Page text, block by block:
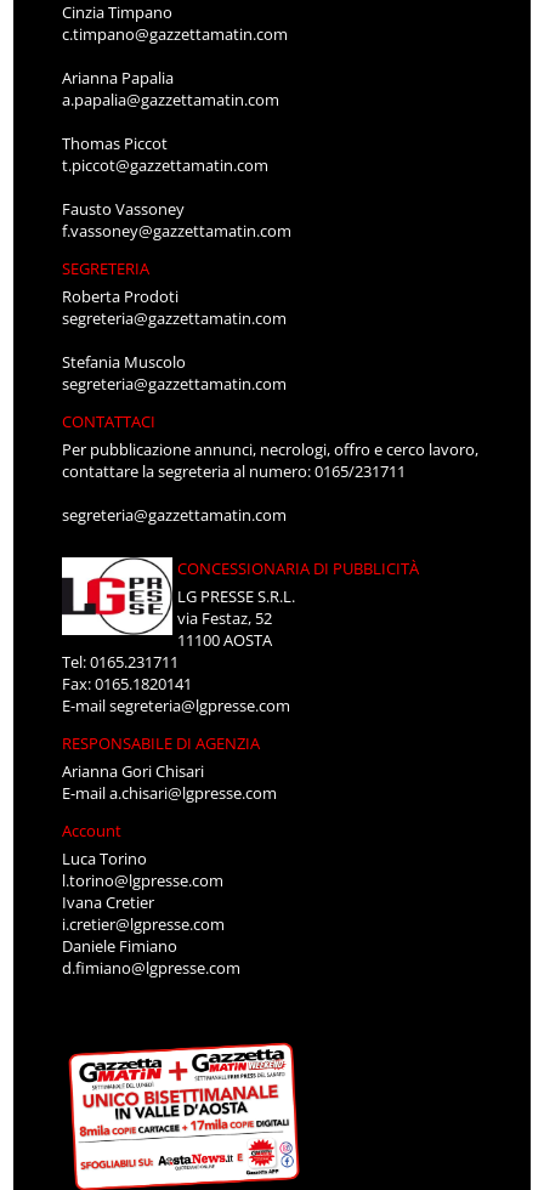
Cinzia Timpano
c.timpano@gazzettamatin.com
Arianna Papalia
a.papalia@gazzettamatin.com
Thomas Piccot
t.piccot@gazzettamatin.com
Fausto Vassoney
f.vassoney@gazzettamatin.com
SEGRETERIA
Roberta Prodoti
segreteria@gazzettamatin.com
Stefania Muscolo
segreteria@gazzettamatin.com
CONTATTACI
Per pubblicazione annunci, necrologi, offro e cerco lavoro,
contattare la segreteria al numero: 0165/231711
segreteria@gazzettamatin.com
CONCESSIONARIA DI PUBBLICITÀ
LG PRESSE S.R.L.
via Festaz, 52
11100 AOSTA
Tel: 0165.231711
Fax: 0165.1820141
E-mailsegreteria@lgpresse.com
RESPONSABILE DI AGENZIA
Arianna Gori Chisari
E-maila.chisari@lgpresse.com
Account
Luca Torino
l.torino@lgpresse.com
Ivana Cretier
i.cretier@lgpresse.com
Daniele Fimiano
d.fimiano@lgpresse.com